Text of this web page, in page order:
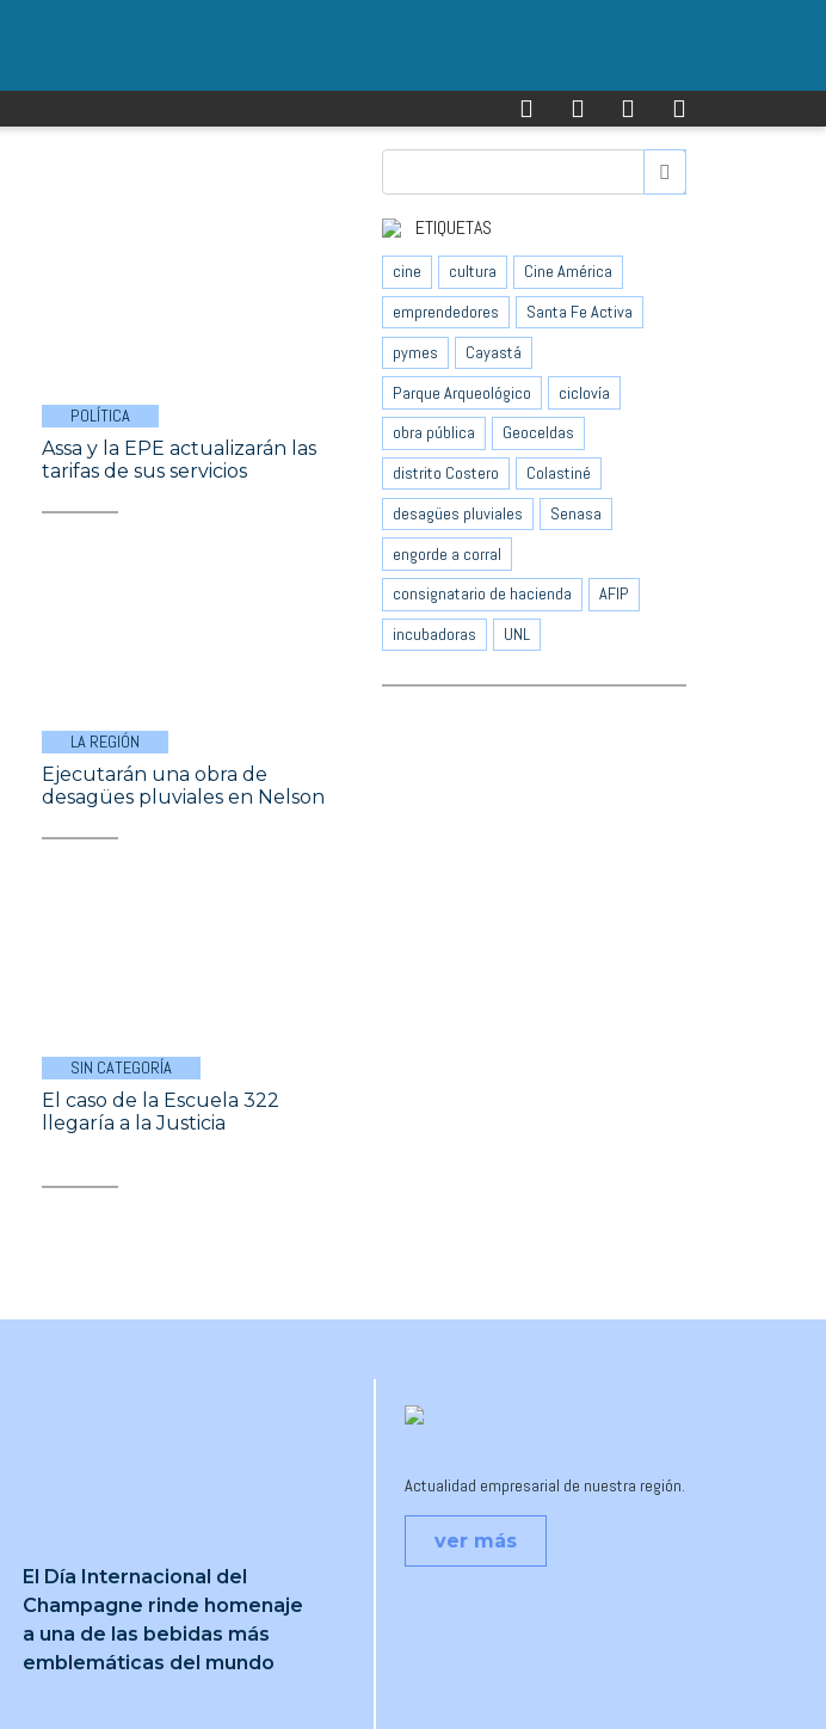
POLÍTICA
Assa y la EPE actualizarán las
tarifas de sus servicios
LA REGIÓN
Ejecutarán una obra de
desagües pluviales en Nelson
SIN CATEGORÍA
El caso de la Escuela 322
llegaría a la Justicia
ETIQUETAS
cine cultura
Cine América
emprendedores
Santa Fe Activa
pymes
Cayastá
Parque Arqueológico
ciclovía
obra pública
Geoceldas
distrito Costero
Colastiné
desagües pluviales
Senasa
engorde a corral
consignatario de hacienda
AFIP
incubadoras
UNL
El Día Internacional del
Champagne rinde homenaje
a una de las bebidas más
emblemáticas del mundo
Actualidad empresarial de nuestra región.
ver más